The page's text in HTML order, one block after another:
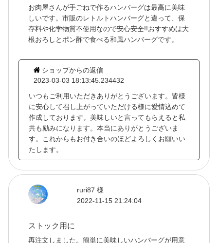
お肉屋さんが手ごねで作るハンバーグは最高に美味
しいです。市販のレトルトハンバーグと違って、保
存料や化学物質不使用なので安心安全!!おすすめは大
根おろしとポン酢で食べる和風ハンバーグです。
ショップからの返信
2023-03-03 18:13:45.234432
いつもご利用いただきありがとうございます。皆様
に安心して召し上がっていただける様に愛情込めて
作成しております。美味しいと言ってもらえると私
共も励みになります。本当にありがとうございま
す。これからもお付き合いのほどよろしくお願いい
たします。
ruri87 様
2022-11-15 21:24:04
ストック用に
再注文しました。簡単に美味しいハンバーグが用意